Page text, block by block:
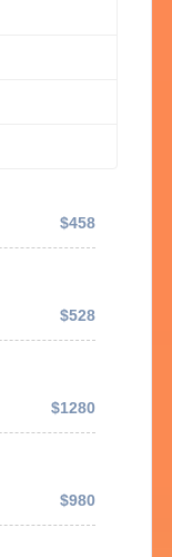
$458
$528
$1280
$980